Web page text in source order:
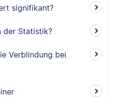
signifikant?
der Statistik?
Verblindung bei